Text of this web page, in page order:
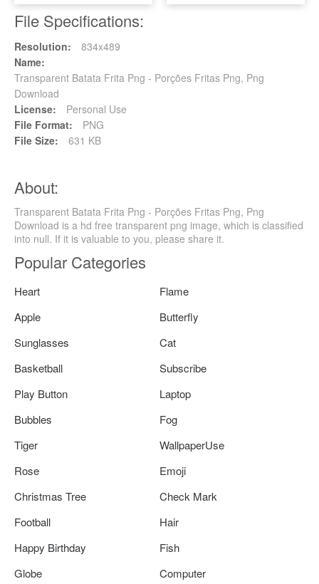
File Specifications:
Resolution:
834x489
Name:
Transparent Batata Frita Png - Porções Fritas Png, Png
Download
License:
Personal Use
File Format:
PNG
File Size:
631 KB
About:
Transparent Batata Frita Png - Porções Fritas Png, Png
Download is a hd free transparent png image, which is classified
into null. If it is valuable to you, please share it.
Popular Categories
Heart
Flame
Apple
Butterfly
Sunglasses
Cat
Basketball
Subscribe
Play Button
Laptop
Bubbles
Fog
Tiger
WallpaperUse
Rose
Emoji
Christmas Tree
Check Mark
Football
Hair
Happy Birthday
Fish
Globe
Computer